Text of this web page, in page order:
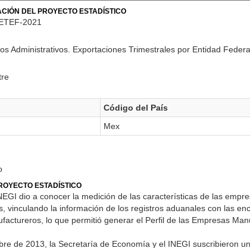
DEL PROYECTO ESTADÍSTICO
2021
Administrativos. Exportaciones Trimestrales por Entidad
Código del País
Mex
ESTADÍSTICO
dio a conocer la medición de las características de las
vinculando la información de los registros aduanales con las
lo que permitió generar el Perfil de las Empresas
de 2013, la Secretaría de Economía y el INEGI suscribieron